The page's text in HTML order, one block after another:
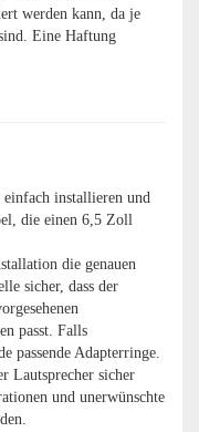
werden kann, da je
Eine Haftung
einfach installieren und
die einen 6,5 Zoll
die genauen
sicher, dass der
passt. Falls
passende Adapterringe.
Lautsprecher sicher
und unerwünschte